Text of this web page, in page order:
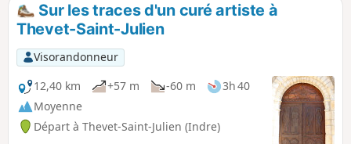
Sur les traces d'un curé artiste à
Thevet-Saint-Julien
Visorandonneur
12,40 km
+57 m -60 m
3h 40
Moyenne
Départ à Thevet-Saint-Julien (Indre)